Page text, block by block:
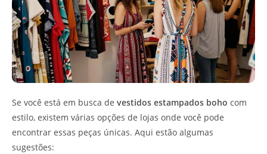
Se você está em busca de vestidos estampados boho com
estilo, existem várias opções de lojas onde você pode
encontrar essas peças únicas. Aqui estão algumas
sugestões: